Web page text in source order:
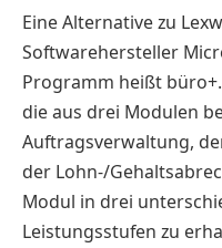
Eine Alternative zu
Softwarehersteller
Programm heißt
die aus drei Modulen
Auftragsverwaltung,
der Lohn-/
Modul in drei
Leistungsstufen zu